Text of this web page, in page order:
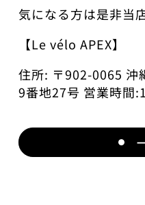
気になる方は是非当
【Le vélo APEX】​
住所: 〒902-0065 沖
9番地27号 営業時間